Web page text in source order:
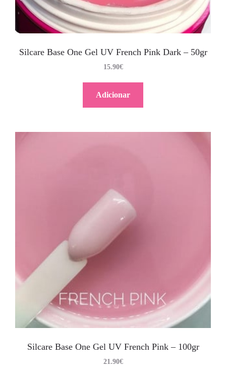
Silcare Base One Gel UV French Pink Dark – 50gr
15.90€
Adicionar
Silcare Base One Gel UV French Pink – 100gr
21.90€